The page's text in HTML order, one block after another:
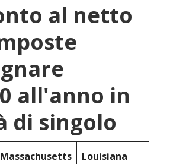
al netto
all'anno in
di singolo
Massachusetts Louisiana